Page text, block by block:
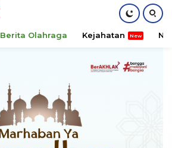
Berita Olahraga Kejahatan